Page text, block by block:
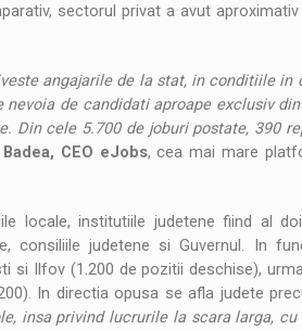
sectorul privat a avut
angajarile de la stat, in conditiile in
de candidati aproape exclusiv
Din cele 5.700 de joburi postate, 390
Badea, CEO eJobs, cea mai mare
locale, institutiile judetene fiind al
consiliile judetene si Guvernul. In
Ilfov (1.200 de pozitii deschise),
In directia opusa se afla judete
insa privind lucrurile la scara larga,